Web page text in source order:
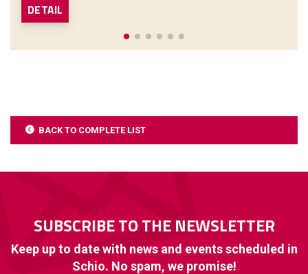
DETAIL
BACK TO COMPLETE LIST
SUBSCRIBE TO THE NEWSLETTER
Keep up to date with news and events scheduled in
Schio. No spam, we promise!